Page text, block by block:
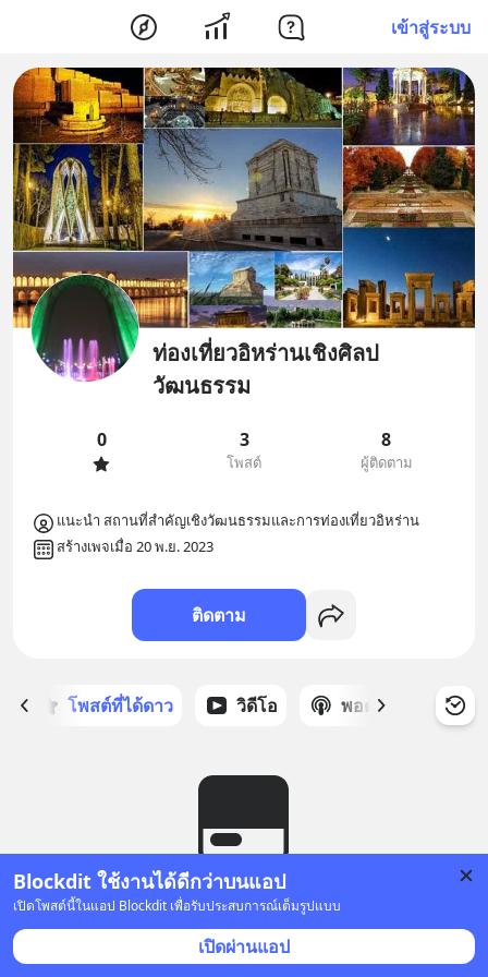
เข้าสู่ระบบ
Blockdit ใช้งานได้ดีกว่าบนแอป
เปิดโพสต์นี้ในแอป Blockdit เพื่อรับประสบการณ์เต็มรูปแบบ
เปิดผ่านแอป
ท่องเที่ยวอิหร่านเชิงศิลป
วัฒนธรรม
0 3
โพสต์
8
ผู้ติดตาม
แนะนำ สถานที่สำคัญเชิงวัฒนธรรมและการท่องเที่ยวอิหร่าน
สร้างเพจเมื่อ 20 พ.ย. 2023
ติดตาม
โพสต์ที่ได้ดาว วิดีโอ พอดแคสต์
ยังไม่มีโพสต์